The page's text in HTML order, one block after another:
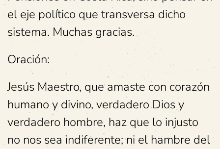
el eje político que transversa dicho
sistema. Muchas gracias.
Oración:
Jesús Maestro, que amaste con corazón
humano y divino, verdadero Dios y
verdadero hombre, haz que lo injusto
no nos sea indiferente; ni el hambre del